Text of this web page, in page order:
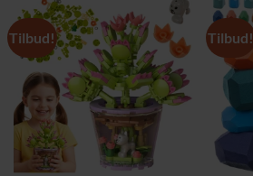
Tilbud! Tilbud!